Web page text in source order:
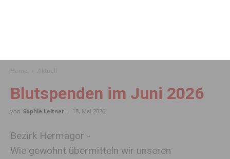
Blutspenden im Juni 2026
von Sophie Leitner - 18. Mai 2026
Bezirk Hermagor -
Wie gewohnt übermitteln wir unseren